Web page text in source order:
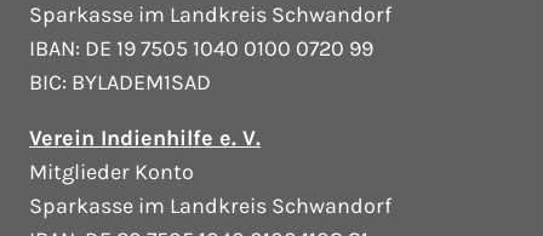
Sparkasse im Landkreis Schwandorf
IBAN: DE 19 7505 1040 0100 0720 99
BIC: BYLADEM1SAD
Verein Indienhilfe e. V.
Mitglieder Konto
Sparkasse im Landkreis Schwandorf